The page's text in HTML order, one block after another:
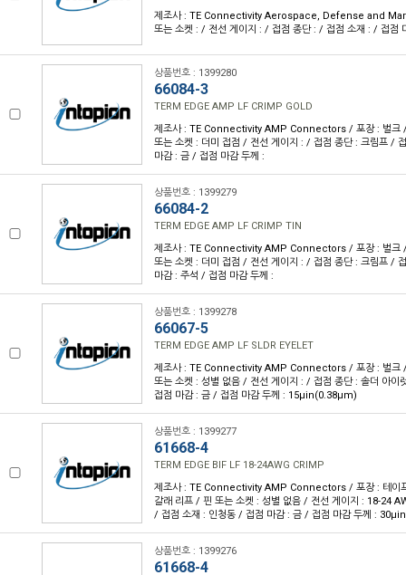
제조사 : TE Connectivity Aerospace, Defense and
또는 소켓 : / 전선 게이지 : / 접점 종단 : / 접점 소재 : / 접점
상품번호 : 1399280
66084-3
TERM EDGE AMP LF CRIMP GOLD
제조사 : TE Connectivity AMP Connectors / 포장 : 벌크
또는 소켓 : 더미 접점 / 전선 게이지 : / 접점 종단 : 크림프 /
마감 : 금 / 접점 마감 두께 :
상품번호 : 1399279
66084-2
TERM EDGE AMP LF CRIMP TIN
제조사 : TE Connectivity AMP Connectors / 포장 : 벌크
또는 소켓 : 더미 접점 / 전선 게이지 : / 접점 종단 : 크림프 /
마감 : 주석 / 접점 마감 두께 :
상품번호 : 1399278
66067-5
TERM EDGE AMP LF SLDR EYELET
제조사 : TE Connectivity AMP Connectors / 포장 : 벌크
또는 소켓 : 성별 없음 / 전선 게이지 : / 접점 종단 : 솔더 아이
접점 마감 : 금 / 접점 마감 두께 : 15µin(0.38µm)
상품번호 : 1399277
61668-4
TERM EDGE BIF LF 18-24AWG CRIMP
제조사 : TE Connectivity AMP Connectors / 포장 : 테이
갈래 리프 / 핀 또는 소켓 : 성별 없음 / 전선 게이지 : 18-24
/ 접점 소재 : 인청동 / 접점 마감 : 금 / 접점 마감 두께 :
상품번호 : 1399276
61668-4